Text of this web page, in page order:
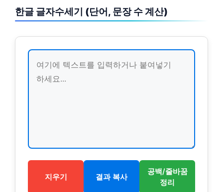
한글 글자수세기 (단어, 문장 수 계산)
지우기 결과 복사
공백/줄바꿈
정리